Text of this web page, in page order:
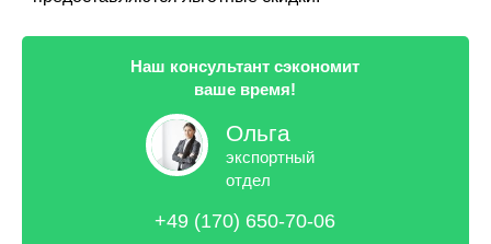
Наш консультант сэкономит
ваше время!
Ольга
экспортный
отдел
+49 (170) 650-70-06